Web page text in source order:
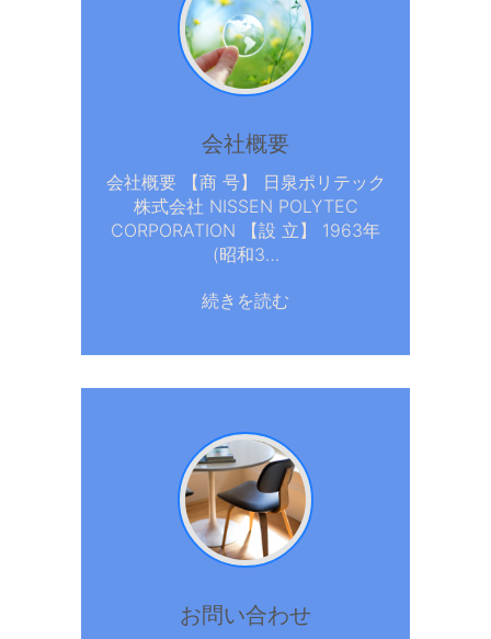
会社概要
会社概要 【商 号】 日泉ポリテック
株式会社 NISSEN POLYTEC
CORPORATION 【設 立】 1963年
(昭和3…
続きを読む
お問い合わせ